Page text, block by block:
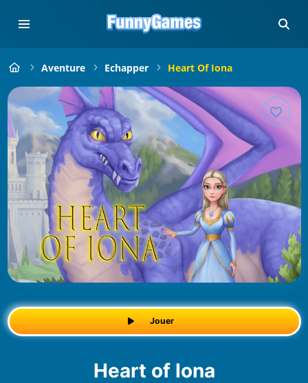
Aventure Echapper Heart Of Iona
Jouer
Heart of Iona